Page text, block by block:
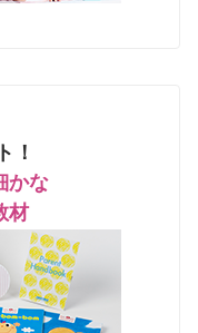
！
かな
材